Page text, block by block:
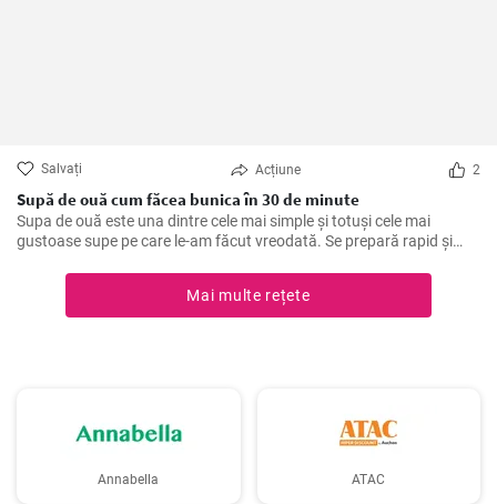
Salvați Acțiune 2
Supă de ouă cum făcea bunica în 30 de minute
Supa de ouă este una dintre cele mai simple și totuși cele mai
gustoase supe pe care le-am făcut vreodată. Se prepară rapid și
rețetă de la bunica mea și de atunci am făcut-o de nenumărate ori,
spre deliciul familiei mele. Ingredientele principale sunt, bineînțeles,
ouăle, plus condimente fine și legume delicioase.
Mai multe rețete
Annabella ATAC